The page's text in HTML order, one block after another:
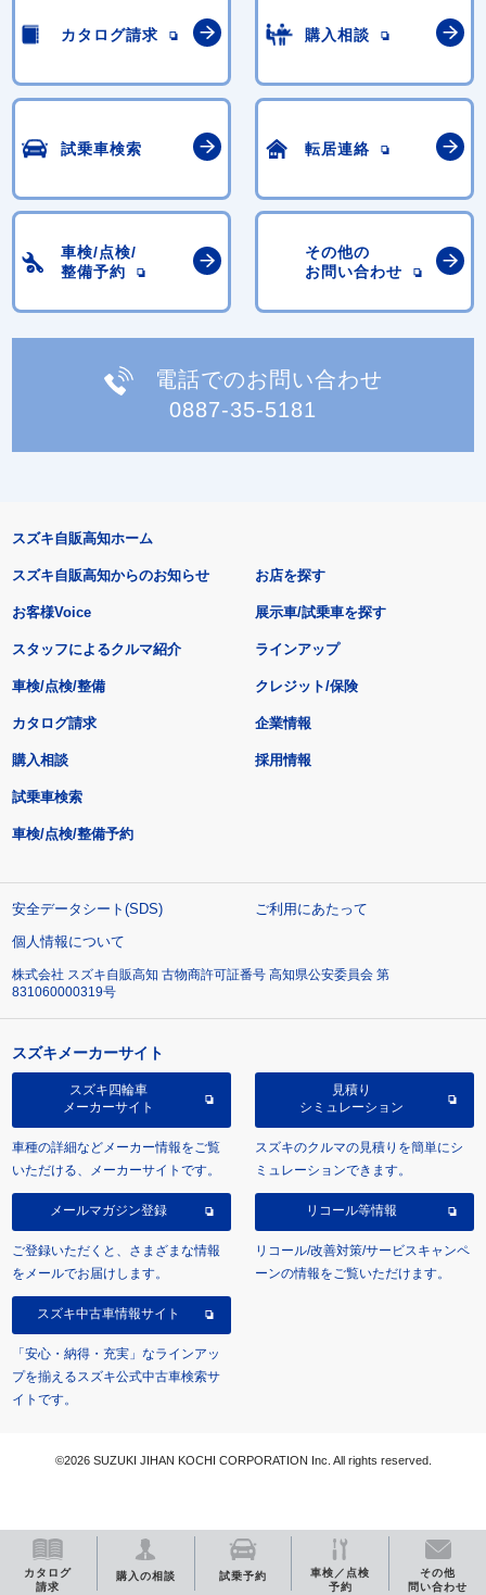
カタログ請求 購入相談
試乗車検索 転居連絡
車検/点検/
整備予約
その他の
お問い合わせ
電話でのお問い合わせ
0887-35-5181
カタログ
請求
購入の相談 試乗予約
車検／点検
予約
その他
問い合わせ
スズキ自販高知ホーム
スズキ自販高知からのお知らせ
お客様Voice
スタッフによるクルマ紹介
お店を探す
展示車/試乗車を探す
ラインアップ
車検/点検/整備 クレジット/保険
カタログ請求
購入相談
試乗車検索
車検/点検/整備予約
企業情報
採用情報
安全データシート(SDS)
ご利用にあたって
個人情報について
株式会社 スズキ自販高知 古物商許可証番号 高知県公安委員会 第
831060000319号
スズキメーカーサイト
スズキ四輪車
メーカーサイト
車種の詳細などメーカー情報をご覧
いただける、メーカーサイトです。
見積り
シミュレーション
スズキのクルマの見積りを簡単にシ
ミュレーションできます。
メールマガジン登録
ご登録いただくと、さまざまな情報
をメールでお届けします。
リコール等情報
リコール/改善対策/サービスキャンペ
ーンの情報をご覧いただけます。
スズキ中古車情報サイト
「安心・納得・充実」なラインアッ
プを揃えるスズキ公式中古車検索サ
イトです。
©2026 SUZUKI JIHAN KOCHI CORPORATION Inc. All rights reserved.